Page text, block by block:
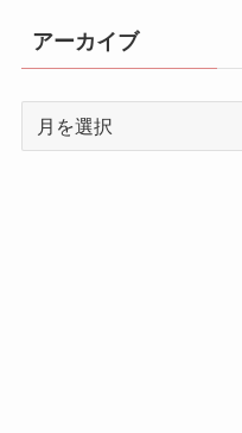
アーカイブ